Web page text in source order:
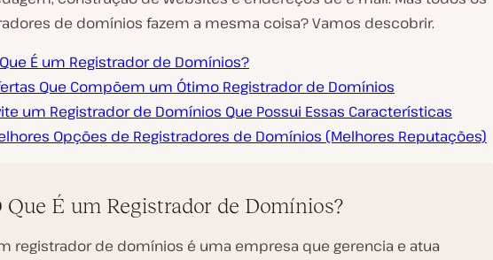
de domínios fazem a mesma coisa? Vamos descobrir.
É um Registrador de Domínios?
Que Compõem um Ótimo Registrador de Domínios
um Registrador de Domínios Que Possui Essas Características
Opções de Registradores de Domínios (Melhores Reputações)
Que É um Registrador de Domínios?
registrador de domínios é uma empresa que gerencia e atua